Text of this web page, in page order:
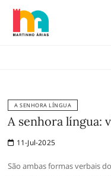
Skip
content
A SENHORA LÍNGUA
A senhora língua:
11-Jul-2025
São ambas formas verbais